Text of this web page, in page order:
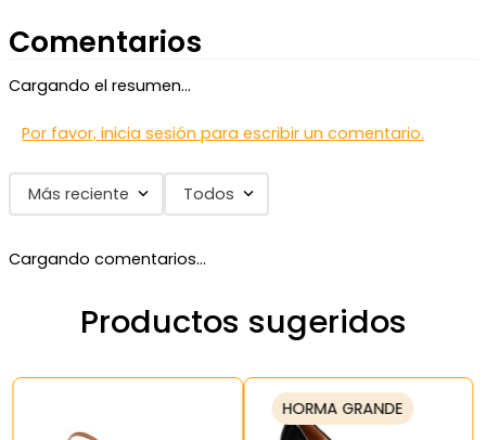
Comentarios
Cargando el resumen…
Por favor, inicia sesión para escribir un comentario.
Más reciente Todos
Cargando comentarios…
Productos sugeridos
HORMA GRANDE